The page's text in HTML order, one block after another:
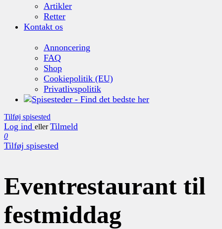
Artikler
Retter
Kontakt os
Annoncering
FAQ
Shop
Cookiepolitik (EU)
Privatlivspolitik
Tilføj spisested
Log ind eller Tilmeld
0
Tilføj spisested
Eventrestaurant til
festmiddag